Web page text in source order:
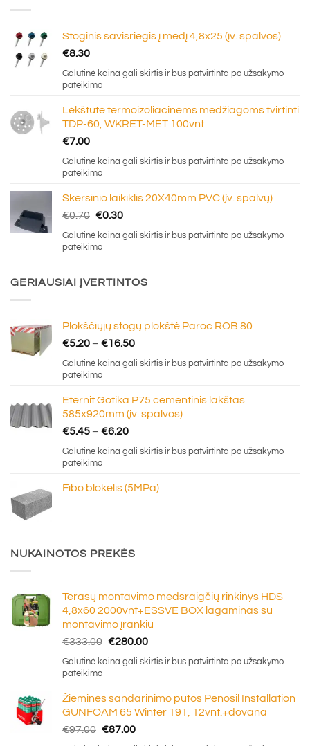
Stoginis savisriegis į medį 4,8x25 (įv. spalvos)
€8.30
Galutinė kaina gali skirtis ir bus patvirtinta po užsakymo
pateikimo
Lėkštutė termoizoliacinėms medžiagoms tvirtinti
TDP-60, WKRET-MET 100vnt
€7.00
Galutinė kaina gali skirtis ir bus patvirtinta po užsakymo
pateikimo
Skersinio laikiklis 20X40mm PVC (įv. spalvų)
€0.70 Original
price
was:
€0.30Current
price
is:
Galutinė kaina gali skirtis ir bus patvirtinta po užsakymo
pateikimo
GERIAUSIAI ĮVERTINTOS
Plokščiųjų stogų plokštė Paroc ROB 80
€5.20 – €16.50Price
range:
€16.50
Galutinė kaina gali skirtis ir bus patvirtinta po užsakymo
pateikimo
Eternit Gotika P75 cementinis lakštas
585x920mm (įv. spalvos)
€5.45 – €6.20Price
range:
€6.20
Galutinė kaina gali skirtis ir bus patvirtinta po užsakymo
pateikimo
Fibo blokelis (5MPa)
NUKAINOTOS PREKĖS
Terasų montavimo medsraigčių rinkinys HDS
4,8x60 2000vnt+ESSVE BOX lagaminas su
montavimo įrankiu
€333.00 Original
price
was:
€280.00Current
price
Galutinė kaina gali skirtis ir bus patvirtinta po užsakymo
pateikimo
Žieminės sandarinimo putos Penosil Installation
GUNFOAM 65 Winter 191, 12vnt.+dovana
€97.00 Original
price
€87.00Current
price